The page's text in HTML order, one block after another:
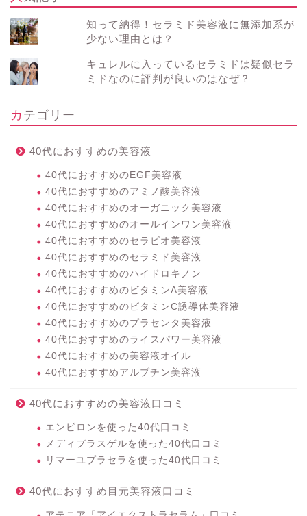
知って納得！セラミド美容液に無添加系が
少ない理由とは？
キュレルに入っているセラミドは疑似セラ
ミドなのに評判が良いのはなぜ？
カテゴリー
40代におすすめの美容液
40代におすすめのEGF美容液
40代におすすめのアミノ酸美容液
40代におすすめのオーガニック美容液
40代におすすめのオールインワン美容液
40代におすすめのセラビオ美容液
40代におすすめのセラミド美容液
40代におすすめのハイドロキノン
40代におすすめのビタミンA美容液
40代におすすめのビタミンC誘導体美容液
40代におすすめのプラセンタ美容液
40代におすすめのライスパワー美容液
40代におすすめの美容液オイル
40代におすすめアルブチン美容液
40代におすすめの美容液口コミ
エンビロンを使った40代口コミ
メディプラスゲルを使った40代口コミ
リマーユプラセラを使った40代口コミ
40代におすすめ目元美容液口コミ